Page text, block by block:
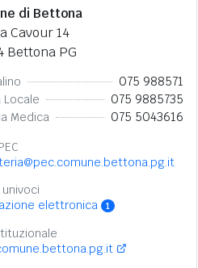
di Bettona
Cavour 14
Bettona PG
075 988571
Locale 075 9885735
Medica 075 5043616
elettronica
1